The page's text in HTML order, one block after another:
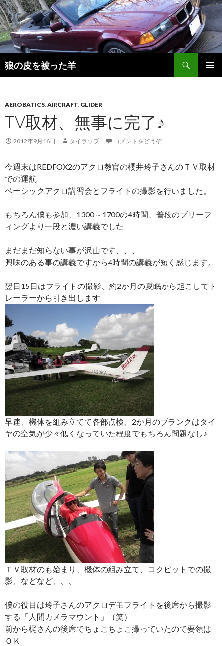
狼の皮を被った羊
検
索
ン
ツ
移
AEROBATICS, AIRCRAFT, GLIDER
TV取材、無事に完了♪
2012年9月16日 タイラップ コメントをどうぞ
今週末はREDFOX2のアクロ教官の櫻井玲子さんのＴＶ取材
での運航
ベーシックアクロ講習会とフライトの撮影を行いました。
もちろん僕も参加、1300～1700の4時間、普段のブリーフ
ィングより一段と濃い講義でした
まだまだ知らない事が沢山です、、、
興味のある事の講義ですから4時間の講義が短く感じます。
翌日15日はフライトの撮影、約2か月の夏眠から起こしてト
レーラーから引き出します
早速、機体を組み立てて各部点検、2か月のブランクはタイ
ヤの空気が少々低くなっていた程度でもちろん問題なし♪
ＴＶ取材のも始まり、機体の組み立て、コクピットでの撮
影、などなど、、、
僕の役目は玲子さんのアクロデモフライトを後席から撮影
する「人間カメラマウント」（笑）
前から梶さんの後席でちょこちょこ撮っていたので要領は
ＯＫ